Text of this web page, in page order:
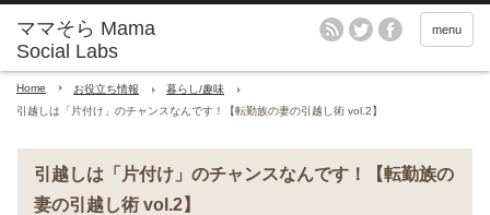
menu
Home お役立ち情報
暮らし/趣味
引越しは「片付け」のチャンスなんです！【転勤族の妻の引越し術 vol.2】
引越しは「片付け」のチャンスなんです！【転勤族の
妻の引越し術 vol.2】